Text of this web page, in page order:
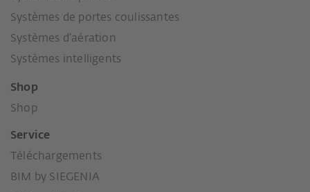
Systèmes de portes coulissantes
Systèmes d’aération
Systèmes intelligents
Shop
Shop
Service
Téléchargements
BIM by SIEGENIA